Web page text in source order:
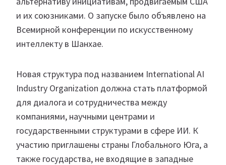
и их союзниками. О запуске было объявлено на
Всемирной конференции по искусственному
интеллекту в Шанхае.
Новая структура под названием International AI
Industry Organization должна стать платформой
для диалога и сотрудничества между
компаниями, научными центрами и
государственными структурами в сфере ИИ. К
участию приглашены страны Глобального Юга, а
также государства, не входящие в западные